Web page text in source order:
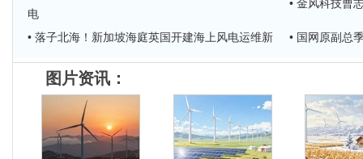
电
• 金风科技曹
• 落子北海！新加坡海庭英国开建海上风电运维新 • 国网原副总
图片资讯：